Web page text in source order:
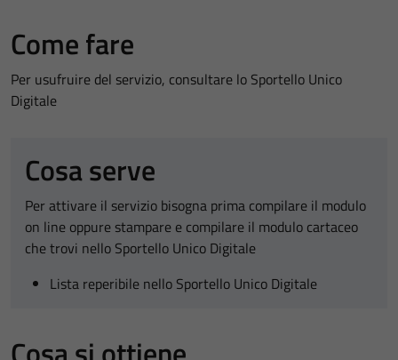
Come fare
Per usufruire del servizio, consultare lo Sportello Unico
Digitale
Cosa serve
Per attivare il servizio bisogna prima compilare il modulo
on line oppure stampare e compilare il modulo cartaceo
che trovi nello Sportello Unico Digitale
Lista reperibile nello Sportello Unico Digitale